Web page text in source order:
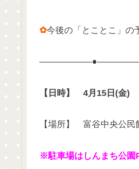
✿今後の「とことこ」の
【日時】 4月15日(金)
【場所】 富谷中央公
※駐車場はしんまち公園